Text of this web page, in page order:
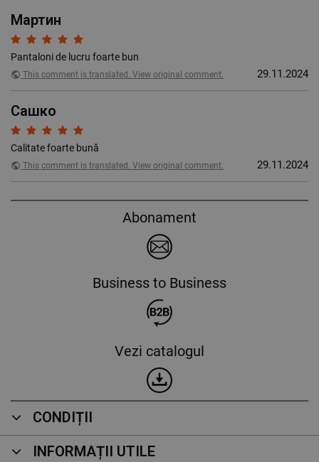
Мартин
Pantaloni de lucru foarte bun
public This comment is translated. View original comment. 29.11.2024
Сашко
Calitate foarte bună
public This comment is translated. View original comment. 29.11.2024
Abonament
Business to Business
Vezi catalogul
CONDIȚII
INFORMAȚII UTILE